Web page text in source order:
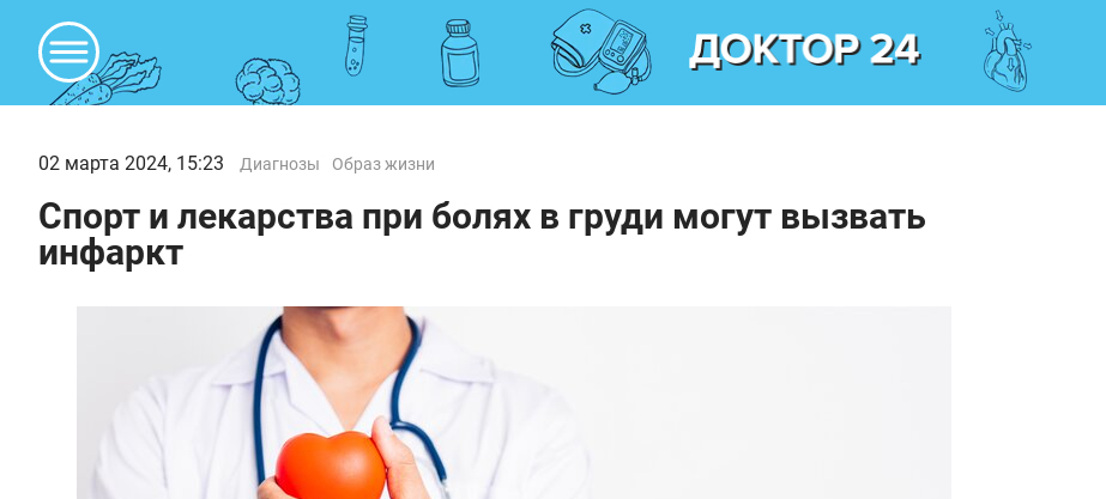
02 марта 2024, 15:23 Диагнозы Образ жизни
Спорт и лекарства при болях в груди могут вызвать
инфаркт